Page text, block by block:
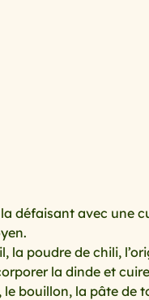
défaisant avec une
la poudre de chili,
la dinde et
bouillon, la pâte de